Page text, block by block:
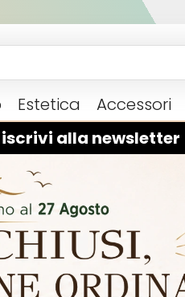
iscrivi alla newsletter
Estetica Accessori